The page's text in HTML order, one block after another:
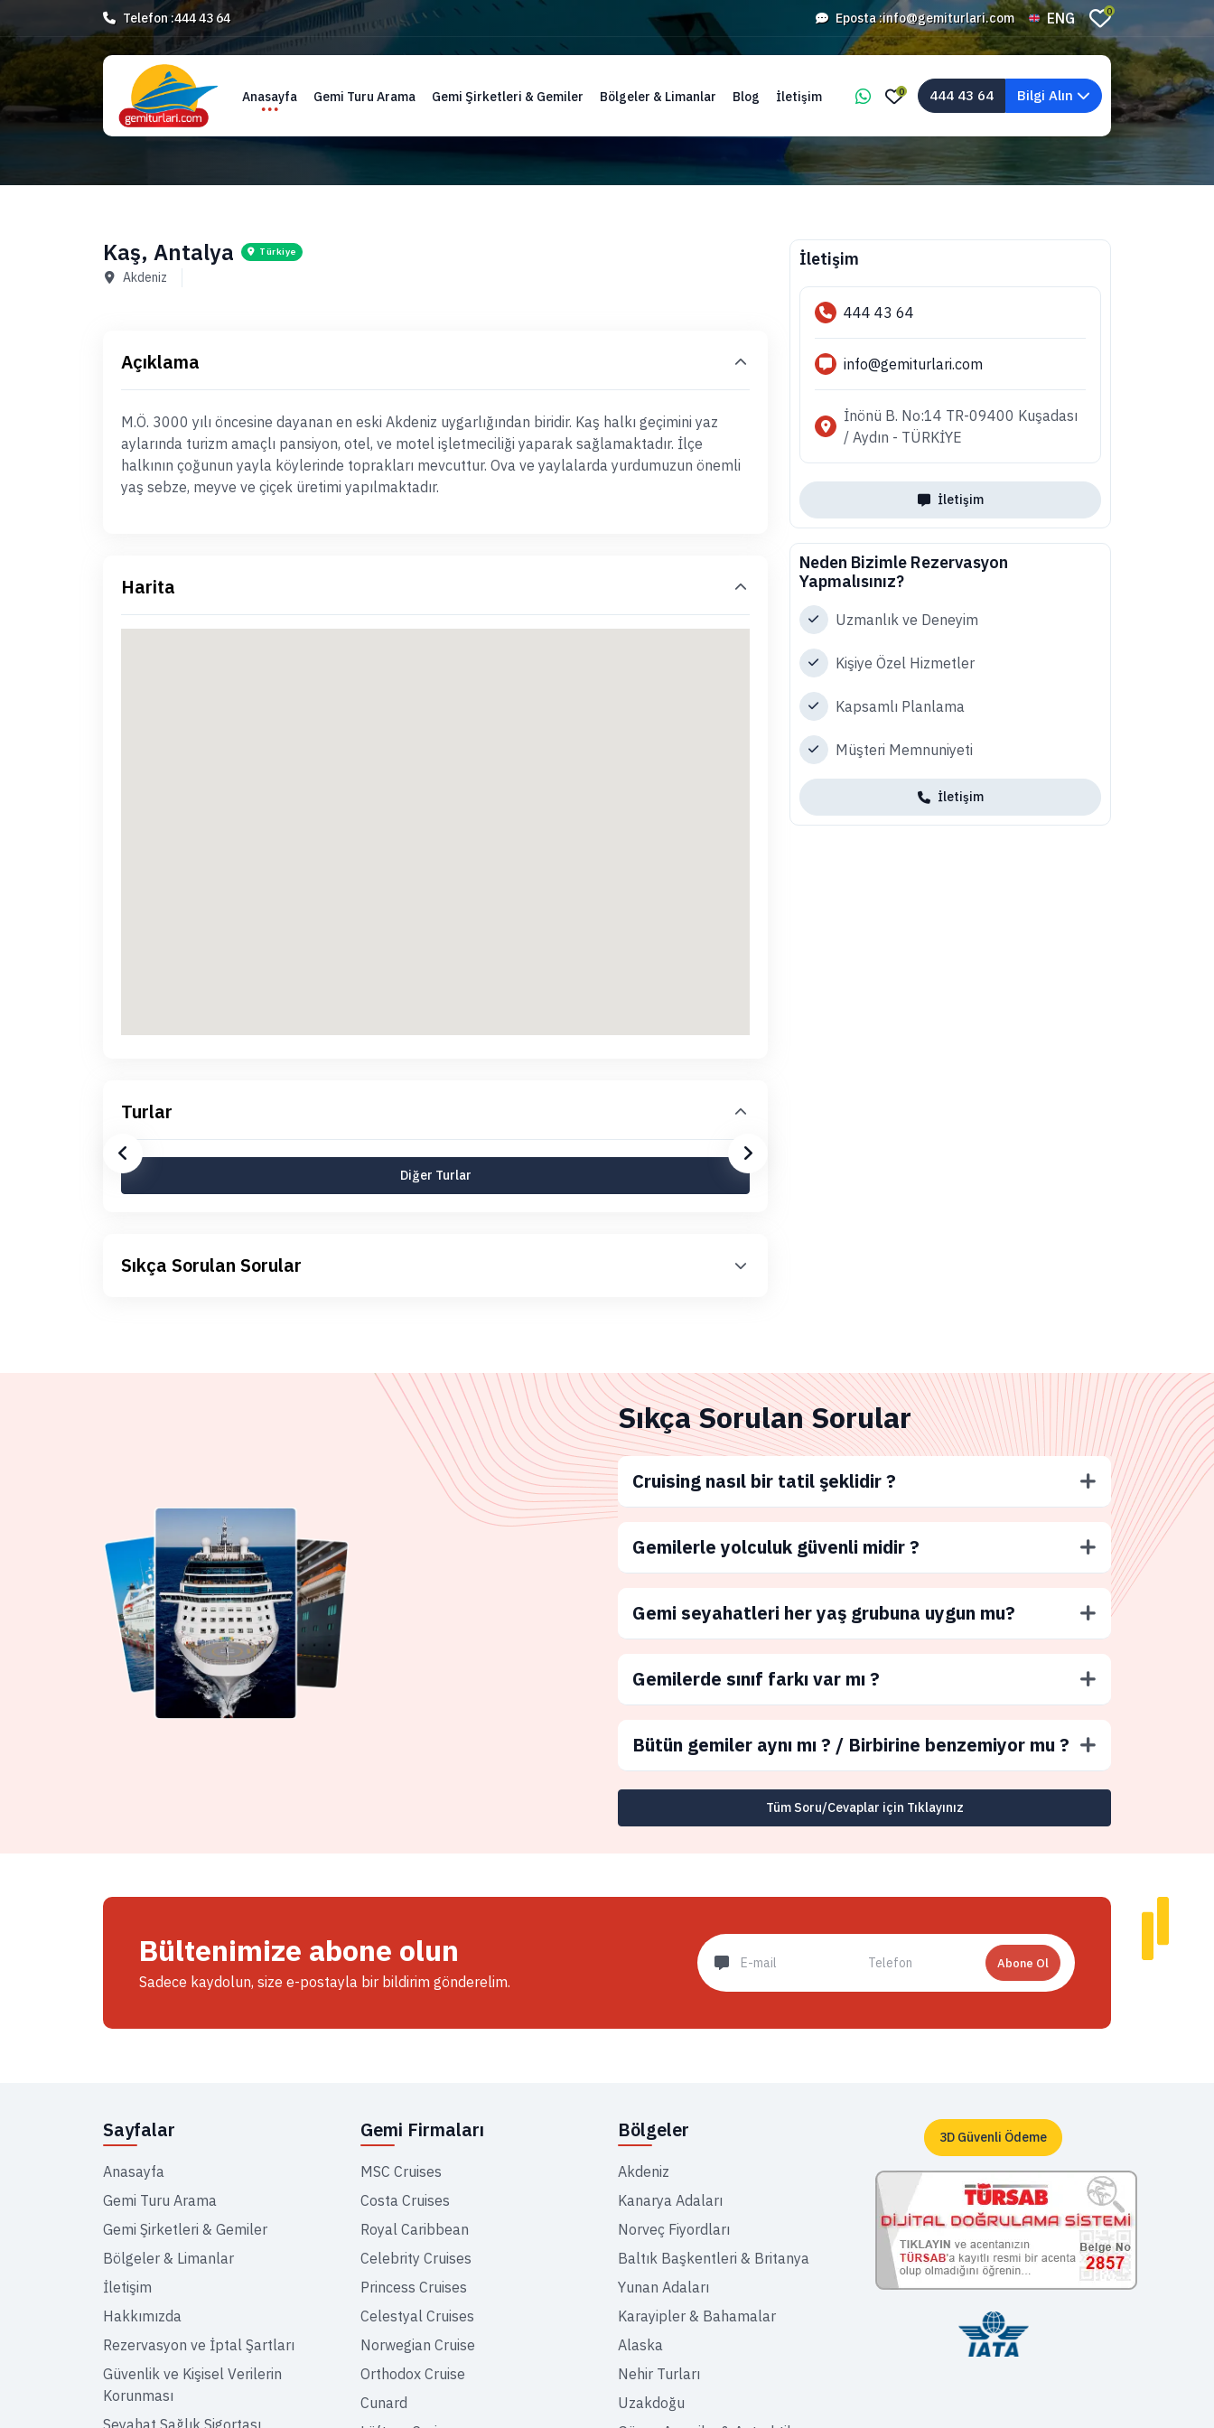
Telefon :444 43 64 Eposta :info@gemiturlari.com ENG 0
Anasayfa Gemi Turu Arama Gemi Şirketleri & Gemiler Bölgeler & Limanlar Blog İletişim 0 444 43 64 Bilgi Alın
Kaş, Antalya Türkiye
Akdeniz
Açıklama
M.Ö. 3000 yılı öncesine dayanan en eski Akdeniz uygarlığından biridir. Kaş halkı geçimini yaz
aylarında turizm amaçlı pansiyon, otel, ve motel işletmeciliği yaparak sağlamaktadır. İlçe
halkının çoğunun yayla köylerinde toprakları mevcuttur. Ova ve yaylalarda yurdumuzun önemli
yaş sebze, meyve ve çiçek üretimi yapılmaktadır.
Harita
Turlar
Diğer Turlar
Sıkça Sorulan Sorular
İletişim
444 43 64
info@gemiturlari.com
İnönü B. No:14 TR-09400 Kuşadası
/ Aydın - TÜRKİYE
İletişim
Neden Bizimle Rezervasyon
Yapmalısınız?
Uzmanlık ve Deneyim
Kişiye Özel Hizmetler
Kapsamlı Planlama
Müşteri Memnuniyeti
İletişim
Sıkça Sorulan Sorular
Cruising nasıl bir tatil şeklidir ?
Gemilerle yolculuk güvenli midir ?
Gemi seyahatleri her yaş grubuna uygun mu?
Gemilerde sınıf farkı var mı ?
Bütün gemiler aynı mı ? / Birbirine benzemiyor mu ?
Tüm Soru/Cevaplar için Tıklayınız
Bültenimize abone olun
Sadece kaydolun, size e-postayla bir bildirim gönderelim.
Abone Ol
Sayfalar
Anasayfa
Gemi Turu Arama
Gemi Şirketleri & Gemiler
Bölgeler & Limanlar
İletişim
Hakkımızda
Rezervasyon ve İptal Şartları
Güvenlik ve Kişisel Verilerin
Korunması
Seyahat Sağlık Sigortası
Gemi Firmaları
MSC Cruises
Costa Cruises
Royal Caribbean
Celebrity Cruises
Princess Cruises
Celestyal Cruises
Norwegian Cruise
Orthodox Cruise
Cunard
Bölgeler
Akdeniz
Kanarya Adaları
Norveç Fiyordları
Baltık Başkentleri & Britanya
Yunan Adaları
Karayipler & Bahamalar
Alaska
Nehir Turları
Uzakdoğu
3D Güvenli Ödeme